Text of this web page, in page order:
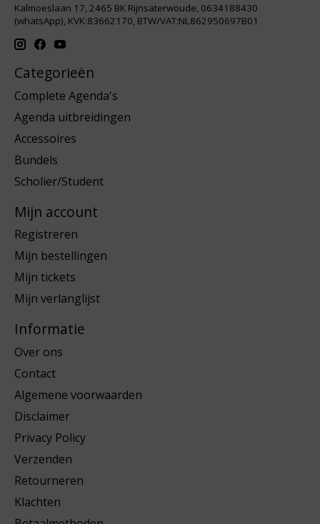
Kalmoeslaan 17, 2465 BK Rijnsaterwoude, 0634188430
(whatsApp), KVK:83662170, BTW/VAT:NL862950697B01
Categorieën
Complete Agenda's
Agenda uitbreidingen
Accessoires
Bundels
Scholier/Student
Mijn account
Registreren
Mijn bestellingen
Mijn tickets
Mijn verlanglijst
Informatie
Over ons
Contact
Algemene voorwaarden
Disclaimer
Privacy Policy
Verzenden
Retourneren
Klachten